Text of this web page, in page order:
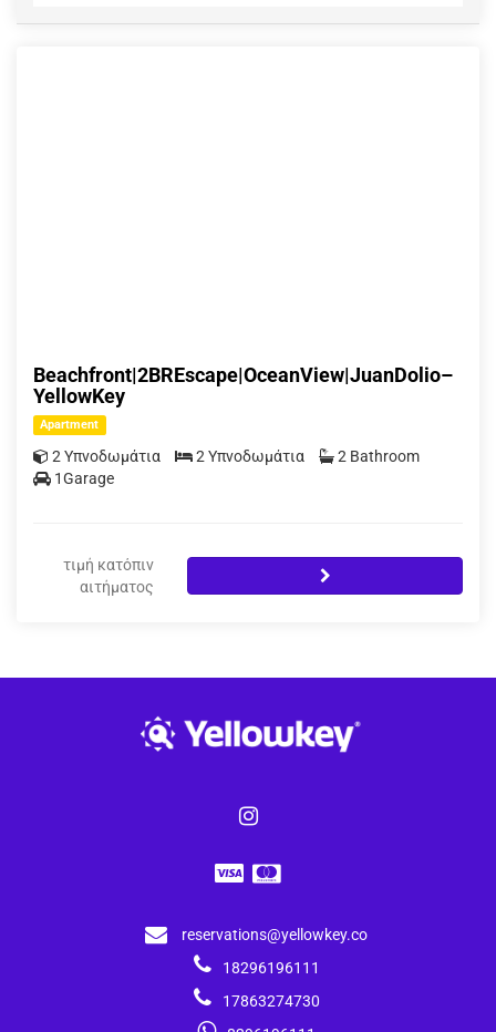
Beachfront|2BREscape|OceanView|JuanDolio–
YellowKey
Apartment
2 Υπνοδωμάτια 2 Υπνοδωμάτια
2 Bathroom
1Garage
τιμή κατόπιν
αιτήματος
reservations@yellowkey.co
18296196111
17863274730